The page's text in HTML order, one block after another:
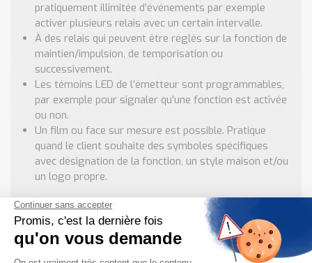
pratiquement illimitée d’événements par exemple
activer plusieurs relais avec un certain intervalle.
À des relais qui peuvent être réglés sur la fonction de
maintien/impulsion, de temporisation ou
successivement.
Les témoins LED de l’émetteur sont programmables,
par exemple pour signaler qu’une fonction est activée
ou non.
Un film ou face sur mesure est possible. Pratique
quand le client souhaite des symboles spécifiques
avec désignation de la fonction, un style maison et/ou
un logo propre.
Besoin d'informations complémentaires ?